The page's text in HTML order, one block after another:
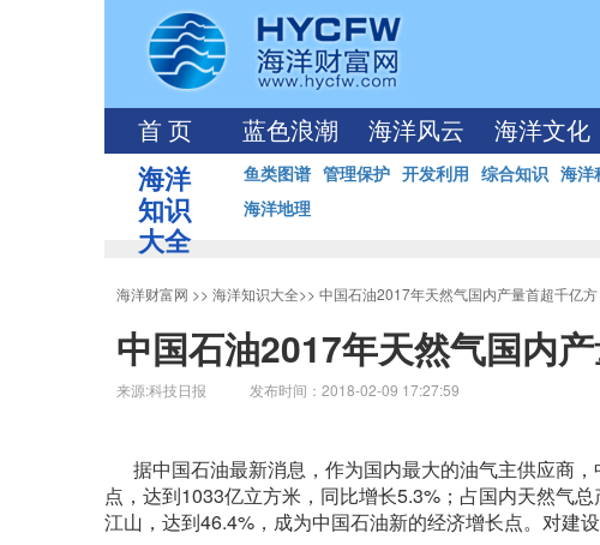
首 页 蓝色浪潮 海洋风云 海洋文化
海洋
知识
大全
鱼类图谱 管理保护 开发利用 综合知识 海洋
海洋地理
海洋财富网 >> 海洋知识大全>> 中国石油2017年天然气国内产量首超千亿方
中国石油2017年天然气国内
来源:科技日报 发布时间：2018-02-09 17:27:59
据中国石油最新消息，作为国内最大的油气主供应商
点，达到1033亿立方米，同比增长5.3%；占国内天然气
江山，达到46.4%，成为中国石油新的经济增长点。对建